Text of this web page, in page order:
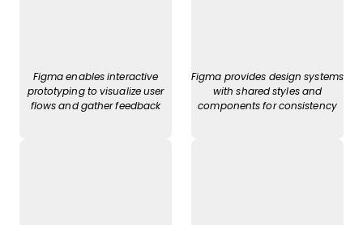
Figma enables interactive
prototyping to visualize user
flows and gather feedback
Figma provides design systems
with shared styles and
components for consistency